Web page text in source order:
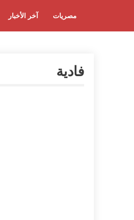
آخر الأخبار مصريات
فادية